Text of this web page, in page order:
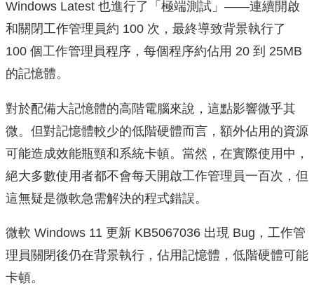
Windows Latest 也進行了「極端測試」——連續開啟
和關閉工作管理員約 100 次，最終導致背景執行了
100 個工作管理員程序，每個程序約佔用 20 到 25MB
的記憶體。
對於配備大記憶體的高階電腦來說，這點影響微乎其
微。但對記憶體較少的低階硬體而言，額外佔用的資源
可能造成效能瓶頸和系統卡頓。當然，在實際使用中，
絕大多數使用者都不會每天開啟工作管理員一百次，但
這無疑是微軟急需解決的程式錯誤。
微軟 Windows 11 更新 KB5067036 出現 Bug，工作管
理員關閉後仍在背景執行，佔用記憶體，低階硬體可能
卡頓。